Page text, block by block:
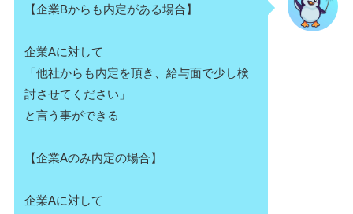
【企業Bからも内定がある場合】
企業Aに対して
「他社からも内定を頂き、給与面で少し検
討させてください」
と言う事ができる
【企業Aのみ内定の場合】
企業Aに対して